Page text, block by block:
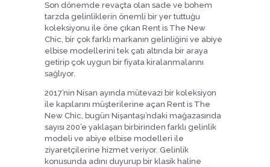
Son dönemde revaçta olan sade ve bohem
tarzda gelinliklerin önemli bir yer tuttuğu
koleksiyonu ile öne çıkan Rent is The New
Chic, bir çok farklı markanın gelinliğini ve abiye
elbise modellerini tek çatı altında bir araya
getirip çok uygun bir fiyata kiralanmalarını
sağlıyor.
2017’nin Nisan ayında mütevazi bir koleksiyon
ile kapılarını müşterilerine açan Rent is The
New Chic, bugün Nişantaşı’ndaki mağazasında
sayısı 200’e yaklaşan birbirinden farklı gelinlik
modeli ve abiye elbise modelleri ile
ziyaretçilerine hizmet veriyor. Gelinlik
konusunda adını duyurup bir klasik haline